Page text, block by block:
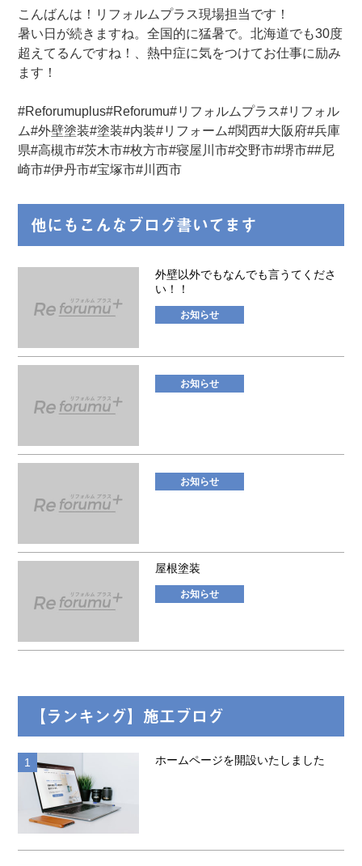
こんばんは！リフォルムプラス現場担当です！
暑い日が続きますね。全国的に猛暑で。北海道でも30度
超えてるんですね！、熱中症に気をつけてお仕事に励み
ます！
#Reforumuplus#Reforumu#リフォルムプラス#リフォル
ム#外壁塗装#塗装#内装#リフォーム#関西#大阪府#兵庫
県#高槻市#茨木市#枚方市#寝屋川市#交野市#堺市##尼
崎市#伊丹市#宝塚市#川西市
他にもこんなブログ書いてます
外壁以外でもなんでも言うてくださ
い！！
お知らせ
お知らせ
お知らせ
屋根塗装
お知らせ
【ランキング】施工ブログ
ホームページを開設いたしました